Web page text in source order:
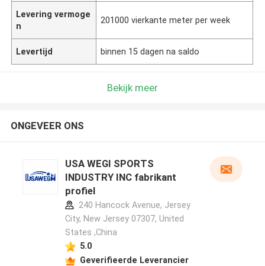
Levering vermoge
n
201000 vierkante meter per week
Levertijd binnen 15 dagen na saldo
Bekijk meer
ONGEVEER ONS
USA WEGI SPORTS
INDUSTRY INC fabrikant
profiel
240 Hancock Avenue, Jersey
City, New Jersey 07307, United
States ,China
5.0
Geverifieerde Leverancier